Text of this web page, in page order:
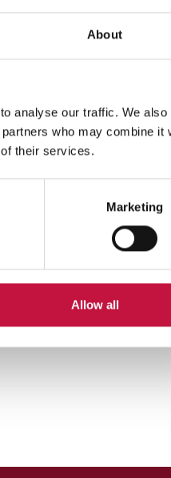
About
analyse our traffic. We also
who may combine it
their services.
Marketing
Allow all